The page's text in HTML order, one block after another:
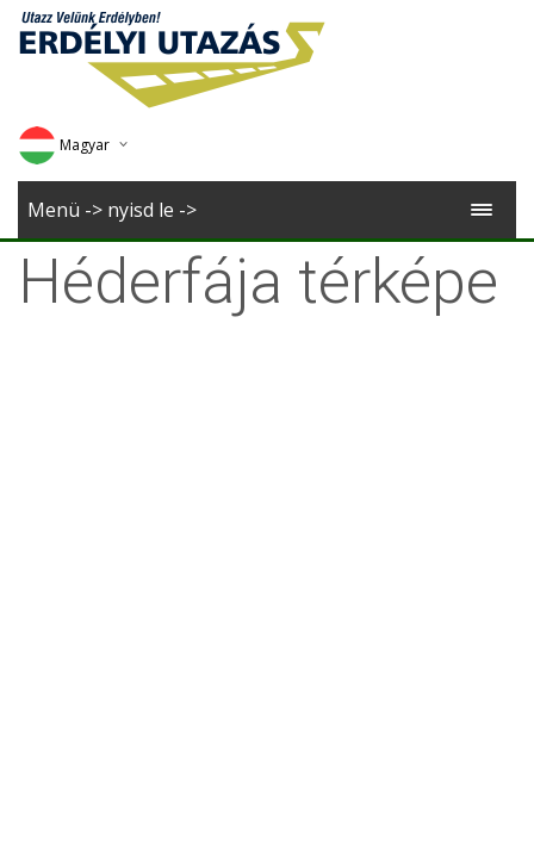
Magyar
Deutsch
English
Romana
Menü -> nyisd le ->
Héderfája térképe